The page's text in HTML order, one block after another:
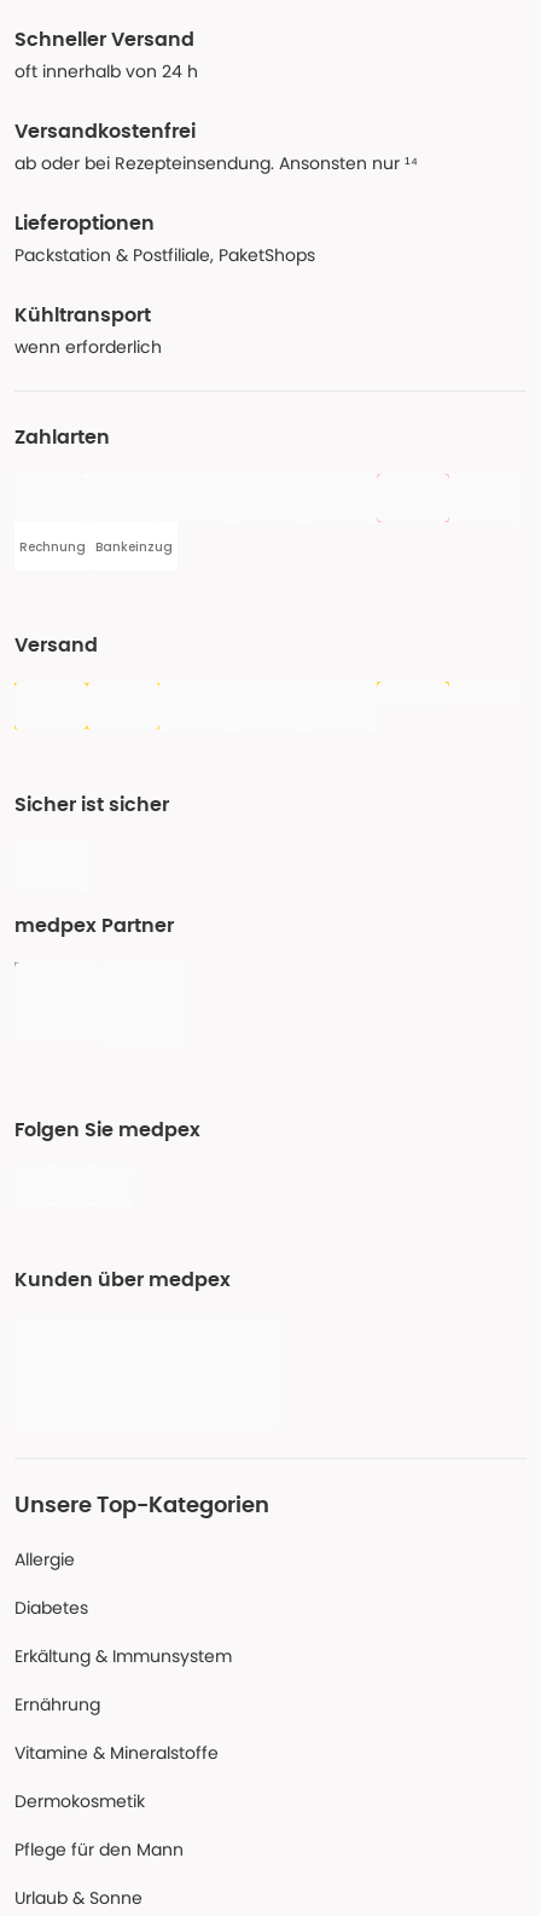
Schneller Versand
oft innerhalb von 24 h
Versandkostenfrei
ab oder bei Rezepteinsendung. Ansonsten nur ¹⁴
Lieferoptionen
Packstation & Postfiliale, PaketShops
Kühltransport
wenn erforderlich
Zahlarten
Rechnung Bankeinzug
Versand
Sicher ist sicher
medpex Partner
Folgen Sie medpex
Kunden über medpex
Unsere Top-Kategorien
Allergie
Diabetes
Erkältung & Immunsystem
Ernährung
Vitamine & Mineralstoffe
Dermokosmetik
Pflege für den Mann
Urlaub & Sonne